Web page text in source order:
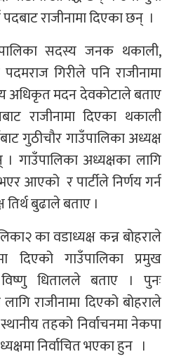
पदबाट राजीनामा दिएका छन् ।
सदस्य जनक थकाली,
गिरीले पनि राजीनामा
अधिकृत मदन देवकोटाले बताए
राजीनामा दिएका थकाली
गुठीचौर गाउँपालिका अध्यक्ष
गाउँपालिका अध्यक्षका लागि
आएको र पार्टीले निर्णय गर्न
तिर्थ बुढाले बताए ।
का वडाध्यक्ष कन्न बोहराले
दिएको गाउँपालिका प्रमुख
धितालले बताए । पुनः
राजीनामा दिएको बोहराले
तहको निर्वाचनमा नेकपा
निर्वाचित भएका हुन ।